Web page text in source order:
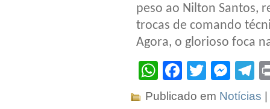
peso ao Nilton Santos,
trocas de comando
Agora, o glorioso foca
WhatsApp
Facebook
Twitter
Publicado em Notícias